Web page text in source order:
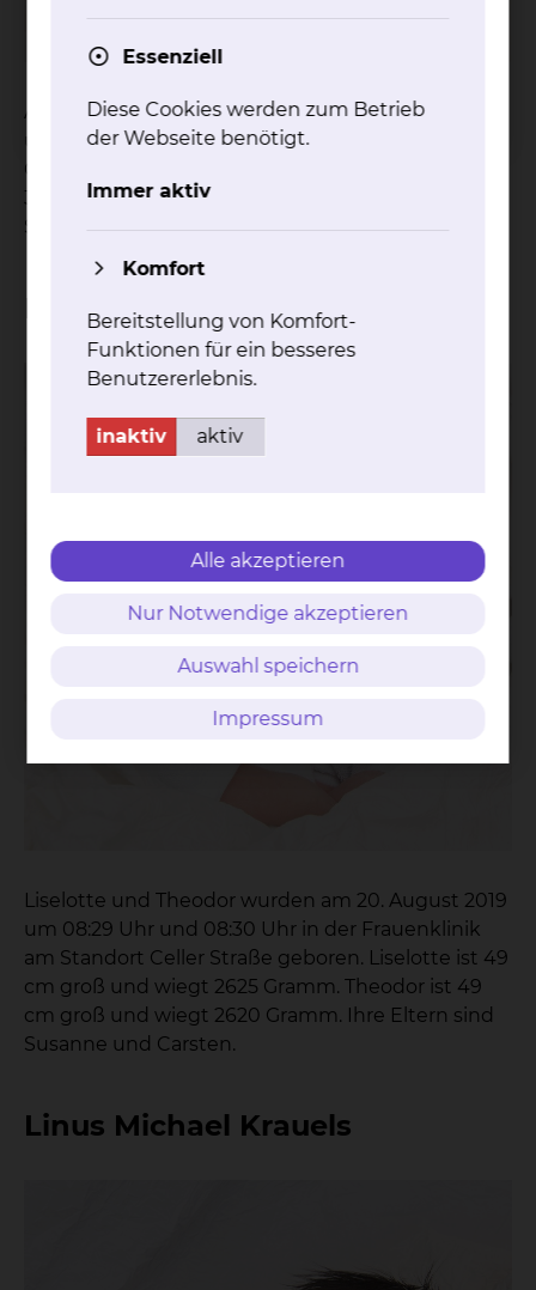
Arthur Wotan Schicht wurde am 20. August 2019
um 09:50 Uhr in der Frauenklinik am Standort
Celler Straße geboren. Er ist 52 cm groß und wiegt
3490 Gramm. Seine Eltern sind Jana und Leander
Schicht.
Liselotte und Theodor
Liselotte und Theodor wurden am 20. August 2019
um 08:29 Uhr und 08:30 Uhr in der Frauenklinik
am Standort Celler Straße geboren. Liselotte ist 49
cm groß und wiegt 2625 Gramm. Theodor ist 49
cm groß und wiegt 2620 Gramm. Ihre Eltern sind
Susanne und Carsten.
Linus Michael Krauels
Essenziell
Diese Cookies werden zum Betrieb
der Webseite benötigt.
Immer aktiv
Komfort
Bereitstellung von Komfort-
Funktionen für ein besseres
Benutzererlebnis.
inaktiv aktiv
Alle akzeptieren
Nur Notwendige akzeptieren
Auswahl speichern
Impressum